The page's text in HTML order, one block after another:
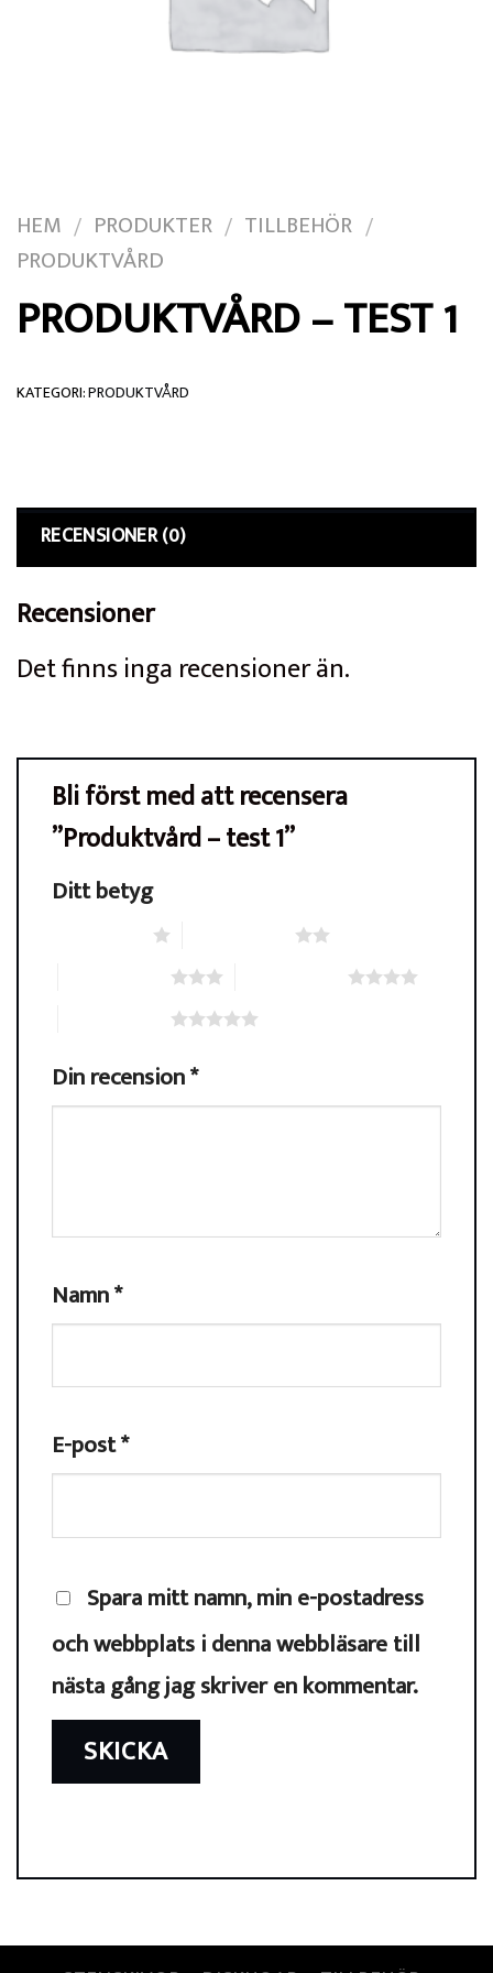
HEM / PRODUKTER / TILLBEHÖR /
PRODUKTVÅRD
PRODUKTVÅRD – TEST 1
KATEGORI:PRODUKTVÅRD
RECENSIONER (0)
Recensioner
Det finns inga recensioner än.
Bli först med att recensera
”Produktvård – test 1”
Ditt betyg
Din recension*
Namn*
E-post*
Spara mitt namn, min e-postadress
och webbplats i denna webbläsare till
nästa gång jag skriver en kommentar.